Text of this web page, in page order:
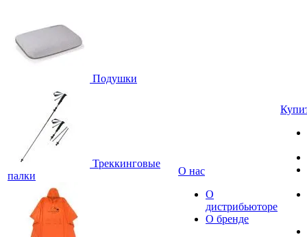
Подушки
Треккинговые
палки
О нас
О
дистрибьюторе
О бренде